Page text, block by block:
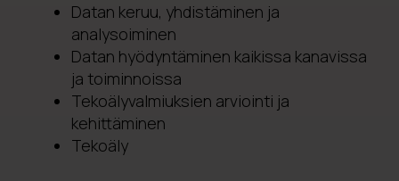
Datan keruu, yhdistäminen ja
analysoiminen
Datan hyödyntäminen kaikissa kanavissa
ja toiminnoissa
Tekoälyvalmiuksien arviointi ja
kehittäminen
Tekoäly